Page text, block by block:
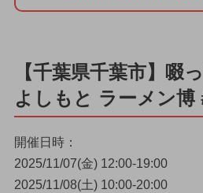
【千葉県千葉市】啜
よしもと ラーメン博
開催日時：
2025/11/07(金) 12:00-19:00
2025/11/08(土) 10:00-20:00